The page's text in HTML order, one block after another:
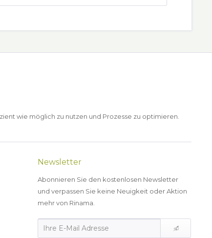
wie möglich zu nutzen und Prozesse zu optimieren.
Newsletter
Abonnieren Sie den kostenlosen Newsletter
und verpassen Sie keine Neuigkeit oder Aktion
mehr von Rinama.